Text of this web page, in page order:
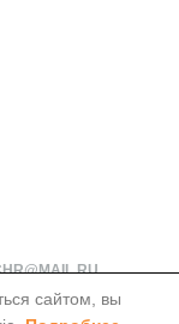
сайтом, вы